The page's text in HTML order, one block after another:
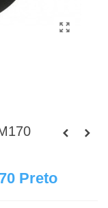
Preto